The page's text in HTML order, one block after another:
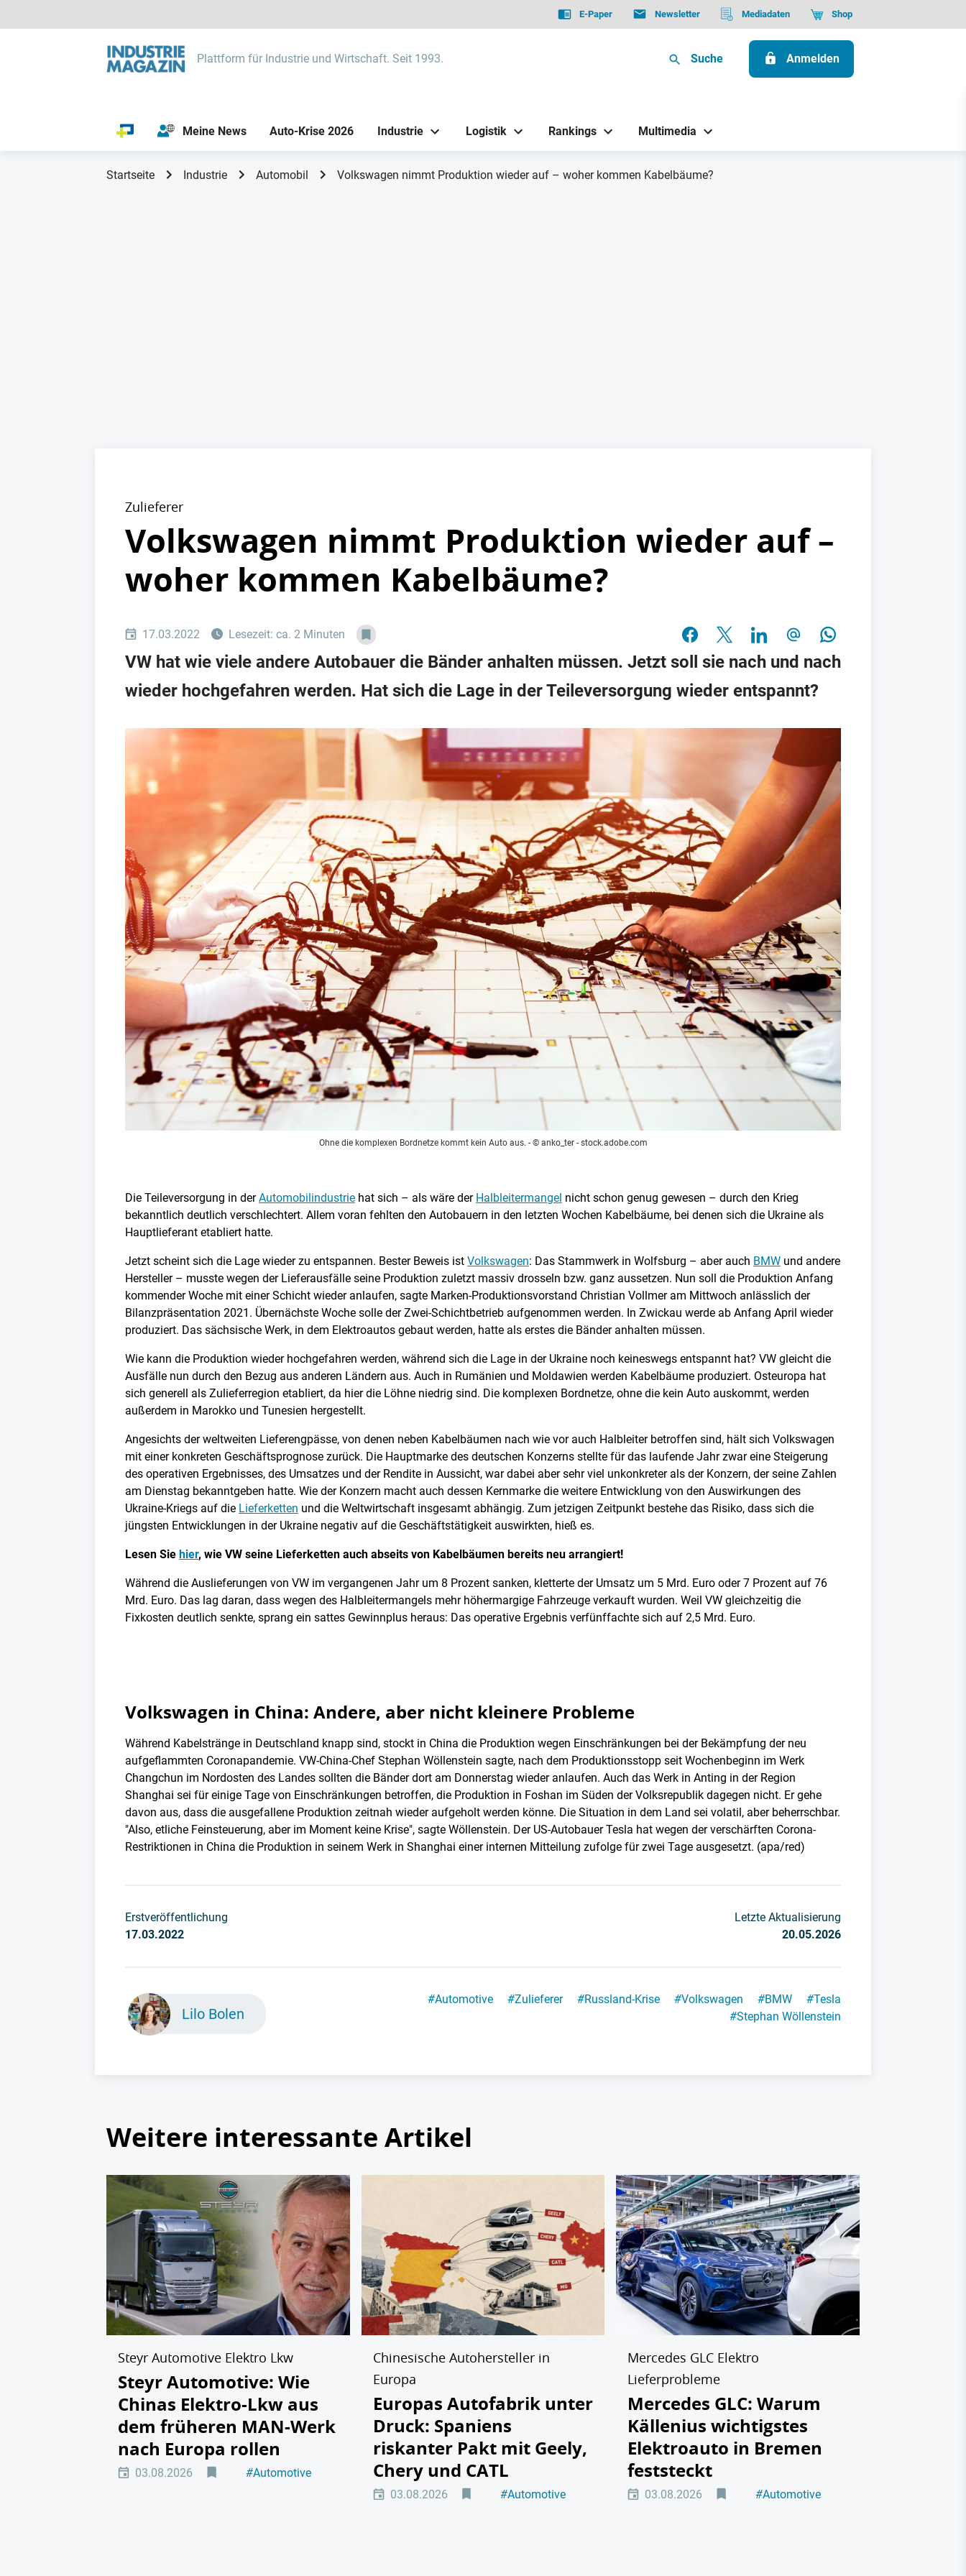
E-Paper Newsletter Mediadaten Shop
Plattform für Industrie und Wirtschaft. Seit 1993. Suche Anmelden
Meine News Auto-Krise 2026 Industrie Logistik Rankings Multimedia
Startseite Industrie Automobil Volkswagen nimmt Produktion wieder auf – woher kommen Kabelbäume?
Zulieferer
Volkswagen nimmt Produktion wieder auf –
woher kommen Kabelbäume?
17.03.2022 Lesezeit: ca. 2 Minuten
VW hat wie viele andere Autobauer die Bänder anhalten müssen. Jetzt soll sie nach und nach
wieder hochgefahren werden. Hat sich die Lage in der Teileversorgung wieder entspannt?
Ohne die komplexen Bordnetze kommt kein Auto aus. - © anko_ter - stock.adobe.com
Die Teileversorgung in derAutomobilindustrie hat sich – als wäre der Halbleitermangel nicht schon genug gewesen – durch den Krieg
bekanntlich deutlich verschlechtert. Allem voran fehlten den Autobauern in den letzten Wochen Kabelbäume, bei denen sich die Ukraine als
Hauptlieferant etabliert hatte.
Jetzt scheint sich die Lage wieder zu entspannen. Bester Beweis ist Volkswagen: Das Stammwerk in Wolfsburg – aber auch BMW und andere
Hersteller – musste wegen der Lieferausfälle seine Produktion zuletzt massiv drosseln bzw. ganz aussetzen. Nun soll die Produktion Anfang
kommender Woche mit einer Schicht wieder anlaufen, sagte Marken-Produktionsvorstand Christian Vollmer am Mittwoch anlässlich der
Bilanzpräsentation 2021. Übernächste Woche solle der Zwei-Schichtbetrieb aufgenommen werden. In Zwickau werde ab Anfang April wieder
produziert. Das sächsische Werk, in dem Elektroautos gebaut werden, hatte als erstes die Bänder anhalten müssen.
Wie kann die Produktion wieder hochgefahren werden, während sich die Lage in der Ukraine noch keineswegs entspannt hat? VW gleicht die
Ausfälle nun durch den Bezug aus anderen Ländern aus. Auch in Rumänien und Moldawien werden Kabelbäume produziert. Osteuropa hat
sich generell als Zulieferregion etabliert, da hier die Löhne niedrig sind. Die komplexen Bordnetze, ohne die kein Auto auskommt, werden
außerdem in Marokko und Tunesien hergestellt.
Angesichts der weltweiten Lieferengpässe, von denen neben Kabelbäumen nach wie vor auch Halbleiter betroffen sind, hält sich Volkswagen
mit einer konkreten Geschäftsprognose zurück. Die Hauptmarke des deutschen Konzerns stellte für das laufende Jahr zwar eine Steigerung
des operativen Ergebnisses, des Umsatzes und der Rendite in Aussicht, war dabei aber sehr viel unkonkreter als der Konzern, der seine Zahlen
am Dienstag bekanntgeben hatte. Wie der Konzern macht auch dessen Kernmarke die weitere Entwicklung von den Auswirkungen des
Ukraine-Kriegs auf die Lieferketten und die Weltwirtschaft insgesamt abhängig. Zum jetzigen Zeitpunkt bestehe das Risiko, dass sich die
jüngsten Entwicklungen in der Ukraine negativ auf die Geschäftstätigkeit auswirkten, hieß es.
Lesen Sie hier, wie VW seine Lieferketten auch abseits von Kabelbäumen bereits neu arrangiert!
Während die Auslieferungen von VW im vergangenen Jahr um 8 Prozent sanken, kletterte der Umsatz um 5 Mrd. Euro oder 7 Prozent auf 76
Mrd. Euro. Das lag daran, dass wegen des Halbleitermangels mehr höhermargige Fahrzeuge verkauft wurden. Weil VW gleichzeitig die
Fixkosten deutlich senkte, sprang ein sattes Gewinnplus heraus: Das operative Ergebnis verfünffachte sich auf 2,5 Mrd. Euro.
Volkswagen in China: Andere, aber nicht kleinere Probleme
Während Kabelstränge in Deutschland knapp sind, stockt in China die Produktion wegen Einschränkungen bei der Bekämpfung der neu
aufgeflammten Coronapandemie. VW-China-Chef Stephan Wöllenstein sagte, nach dem Produktionsstopp seit Wochenbeginn im Werk
Changchun im Nordosten des Landes sollten die Bänder dort am Donnerstag wieder anlaufen. Auch das Werk in Anting in der Region
Shanghai sei für einige Tage von Einschränkungen betroffen, die Produktion in Foshan im Süden der Volksrepublik dagegen nicht. Er gehe
davon aus, dass die ausgefallene Produktion zeitnah wieder aufgeholt werden könne. Die Situation in dem Land sei volatil, aber beherrschbar.
"Also, etliche Feinsteuerung, aber im Moment keine Krise", sagte Wöllenstein. Der US-Autobauer Tesla hat wegen der verschärften Corona-
Restriktionen in China die Produktion in seinem Werk in Shanghai einer internen Mitteilung zufolge für zwei Tage ausgesetzt. (apa/red)
Erstveröffentlichung
17.03.2022
Letzte Aktualisierung
20.05.2026
Lilo Bolen
#Automotive #Zulieferer #Russland-Krise #Volkswagen #BMW #Tesla
#Stephan Wöllenstein
Weitere interessante Artikel
Steyr Automotive Elektro Lkw
Steyr Automotive: Wie
Chinas Elektro-Lkw aus
dem früheren MAN-Werk
nach Europa rollen
03.08.2026 #Automotive
Chinesische Autohersteller in
Europa
Europas Autofabrik unter
Druck: Spaniens
riskanter Pakt mit Geely,
Chery und CATL
03.08.2026 #Automotive
Mercedes GLC Elektro
Lieferprobleme
Mercedes GLC: Warum
Källenius wichtigstes
Elektroauto in Bremen
feststeckt
03.08.2026 #Automotive